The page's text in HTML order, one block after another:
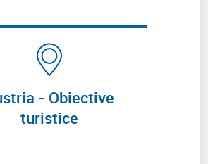
- Obiective
turistice